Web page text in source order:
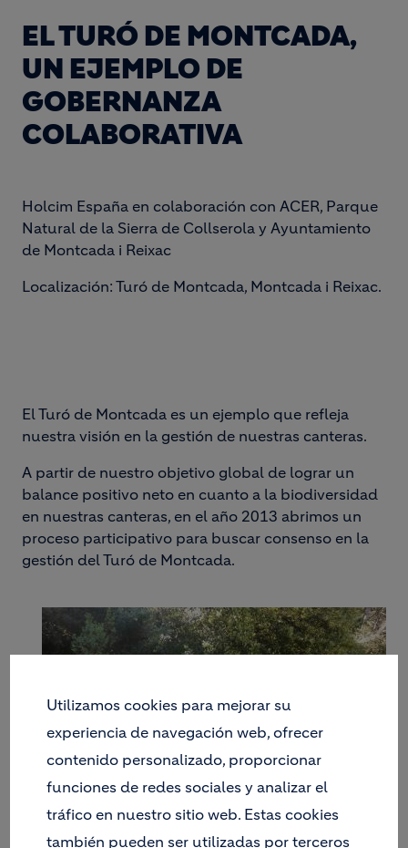
EL TURÓ DE MONTCADA,
UN EJEMPLO DE
GOBERNANZA
COLABORATIVA
Holcim España en colaboración con ACER, Parque
Natural de la Sierra de Collserola y Ayuntamiento
de Montcada i Reixac
Localización: Turó de Montcada, Montcada i Reixac.
El Turó de Montcada es un ejemplo que refleja
nuestra visión en la gestión de nuestras canteras.
A partir de nuestro objetivo global de lograr un
balance positivo neto en cuanto a la biodiversidad
en nuestras canteras, en el año 2013 abrimos un
proceso participativo para buscar consenso en la
gestión del Turó de Montcada.
En esta montaña del área metropolitana de
Utilizamos cookies para mejorar su
experiencia de navegación web, ofrecer
contenido personalizado, proporcionar
funciones de redes sociales y analizar el
tráfico en nuestro sitio web. Estas cookies
también pueden ser utilizadas por terceros